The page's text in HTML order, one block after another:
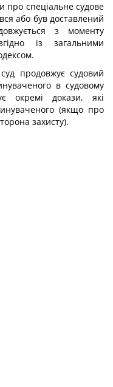
про спеціальне судове
або був доставлений
з моменту
із загальними
продовжує судовий
в судовому
окремі докази, які
(якщо про
захисту).